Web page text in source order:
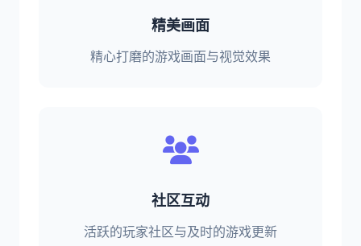
精美画面
精心打磨的游戏画面与视觉效果
社区互动
活跃的玩家社区与及时的游戏更新